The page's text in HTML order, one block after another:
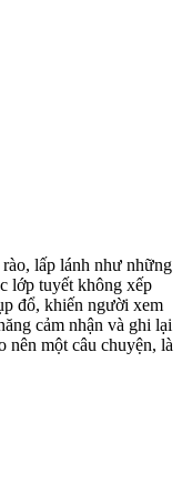
lấp lánh như những
lớp tuyết không xếp
đổ, khiến người xem
cảm nhận và ghi lại
nên một câu chuyện, là